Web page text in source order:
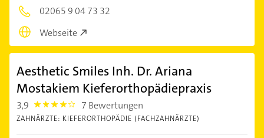
02065 9 04 73 32
Webseite
Aesthetic Smiles Inh. Dr. Ariana
Mostakiem Kieferorthopädiepraxis
3,9 3.9 7 Bewertungen
ZAHNÄRZTE: KIEFERORTHOPÄDIE (FACHZAHNÄRZTE)